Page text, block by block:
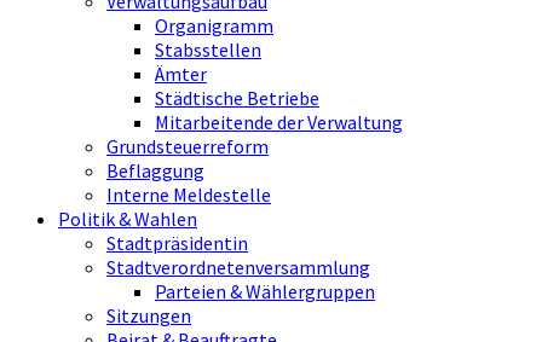
Organigramm
Stabsstellen
Ämter
Städtische Betriebe
Mitarbeitende der Verwaltung
Grundsteuerreform
Beflaggung
Interne Meldestelle
Politik & Wahlen
Stadtpräsidentin
Stadtverordnetenversammlung
Parteien & Wählergruppen
Sitzungen